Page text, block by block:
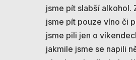
jsme pít slabší alkohol.
jsme pít pouze víno či
jsme pili jen o
jakmile jsme se napili